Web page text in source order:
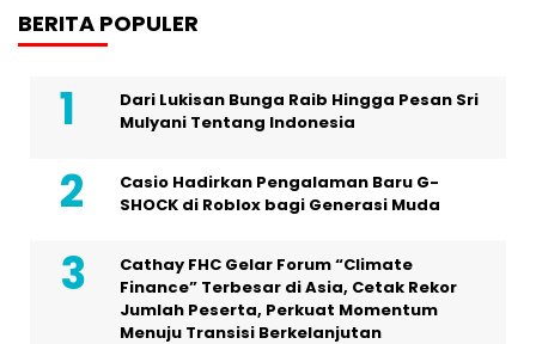
BERITA POPULER
Dari Lukisan Bunga Raib Hingga Pesan Sri
Mulyani Tentang Indonesia
Casio Hadirkan Pengalaman Baru G-
SHOCK di Roblox bagi Generasi Muda
Cathay FHC Gelar Forum “Climate
Finance” Terbesar di Asia, Cetak Rekor
Jumlah Peserta, Perkuat Momentum
Menuju Transisi Berkelanjutan